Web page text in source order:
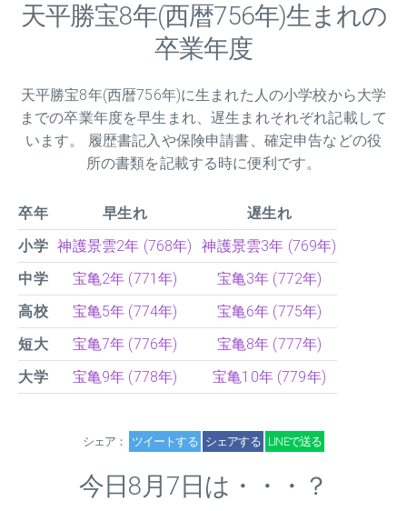
天平勝宝8年(西暦756年)生まれの
卒業年度
天平勝宝8年(西暦756年)に生まれた人の小学校から大学
までの卒業年度を早生まれ、遅生まれそれぞれ記載して
います。 履歴書記入や保険申請書、確定申告などの役
所の書類を記載する時に便利です。
卒年 早生れ
遅生れ
小学 神護景雲2年 (768年)
神護景雲3年 (769年)
中学
宝亀2年 (771年)
宝亀3年 (772年)
高校
宝亀5年 (774年)
宝亀6年 (775年)
短大
宝亀7年 (776年)
宝亀8年 (777年)
大学
宝亀9年 (778年) 宝亀10年 (779年)
シェア： ツイートする シェアする LINEで送る
今日8月7日は・・・？